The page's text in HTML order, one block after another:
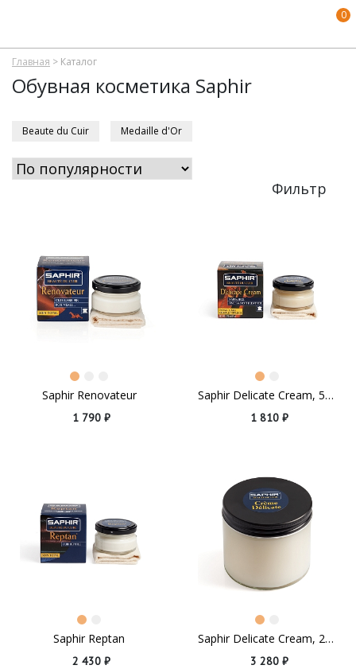
0
Главная > Каталог
Обувная косметика Saphir
Beaute du Cuir Medaille d'Or
Фильтр
Saphir Renovateur
1 790 ₽
Saphir Delicate Cream, 50ml
1 810 ₽
Saphir Reptan
2 430 ₽
Saphir Delicate Cream, 250ml
3 280 ₽